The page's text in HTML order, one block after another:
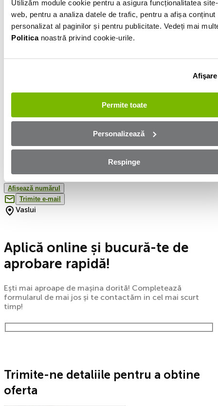
Utilizăm module cookie pentru a asigura funcționalitatea
web, pentru a analiza datele de trafic, pentru a afișa conținut
personalizat al paginilor și pentru publicitate. Vedeți mai
Politicanoastră privind cookie-urile.
Afişare
Permite toate
Personalizează
Respinge
Automată/CVT/Robot
Hibrid
YV1XZBBVFL2305168
Informatiile vanzatorului
0767162226
Afișează numărul
Trimite e-mail
Vaslui
Aplică online și bucură-te de
aprobare rapidă!
Ești mai aproape de mașina dorită! Completează
formularul de mai jos și te contactăm in cel mai scurt
timp!
Trimite-ne detaliile pentru a obtine
oferta